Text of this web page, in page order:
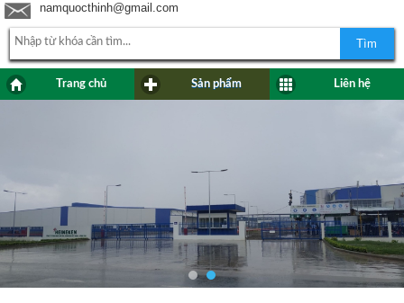
namquocthinh@gmail.com
Tìm
Trang chủ Sản phẩm Liên hệ